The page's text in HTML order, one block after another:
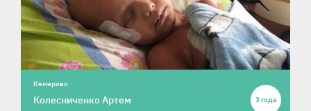
Кемерово
Колесниченко Артем 3 года